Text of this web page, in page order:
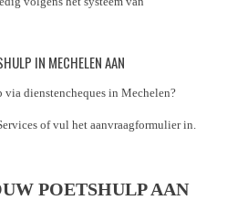
IN MECHELEN AAN
dienstencheques in Mechelen?
of vul het aanvraagformulier in.
POETSHULP AAN